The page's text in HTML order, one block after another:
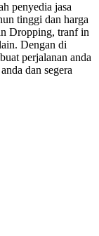
penyedia jasa
tinggi dan harga
Dropping, tranf in
Dengan di
perjalanan anda
dan segera